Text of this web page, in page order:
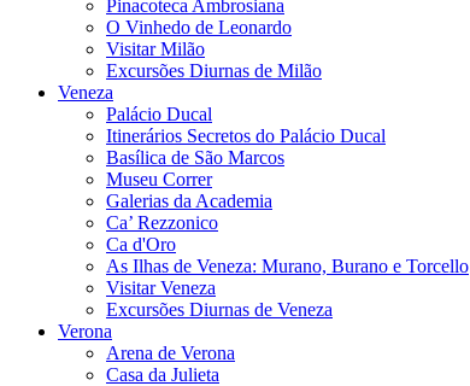
Pinacoteca Ambrosiana
O Vinhedo de Leonardo
Visitar Milão
Excursões Diurnas de Milão
Veneza
Palácio Ducal
Itinerários Secretos do Palácio Ducal
Basílica de São Marcos
Museu Correr
Galerias da Academia
Ca’ Rezzonico
Ca d'Oro
As Ilhas de Veneza: Murano, Burano e Torcello
Visitar Veneza
Excursões Diurnas de Veneza
Verona
Arena de Verona
Casa da Julieta